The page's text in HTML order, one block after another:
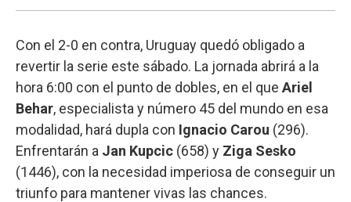
Con el 2-0 en contra, Uruguay quedó obligado a
revertir la serie este sábado. La jornada abrirá a la
hora 6:00 con el punto de dobles, en el que Ariel
Behar, especialista y número 45 del mundo en esa
modalidad, hará dupla con Ignacio Carou (296).
Enfrentarán a Jan Kupcic (658) y Ziga Sesko
(1446), con la necesidad imperiosa de conseguir un
triunfo para mantener vivas las chances.